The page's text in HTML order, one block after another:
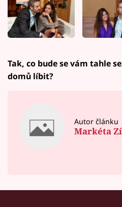
Tak, co bude se vám tahle
domů líbit?
Autor článku
Markéta